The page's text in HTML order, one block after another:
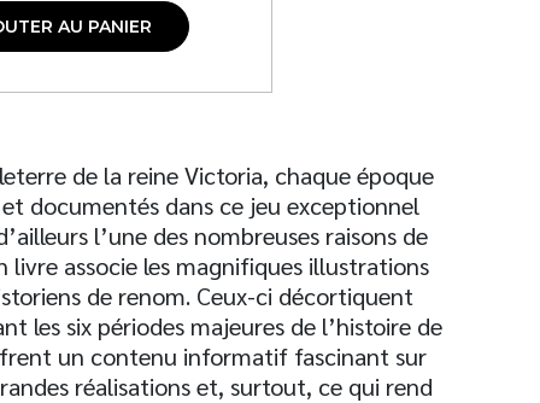
AU PANIER
de la reine Victoria, chaque époque
documentés dans ce jeu exceptionnel
l’une des nombreuses raisons de
livre associe les magnifiques illustrations
de renom. Ceux-ci décortiquent
les six périodes majeures de l’histoire de
un contenu informatif fascinant sur
réalisations et, surtout, ce qui rend